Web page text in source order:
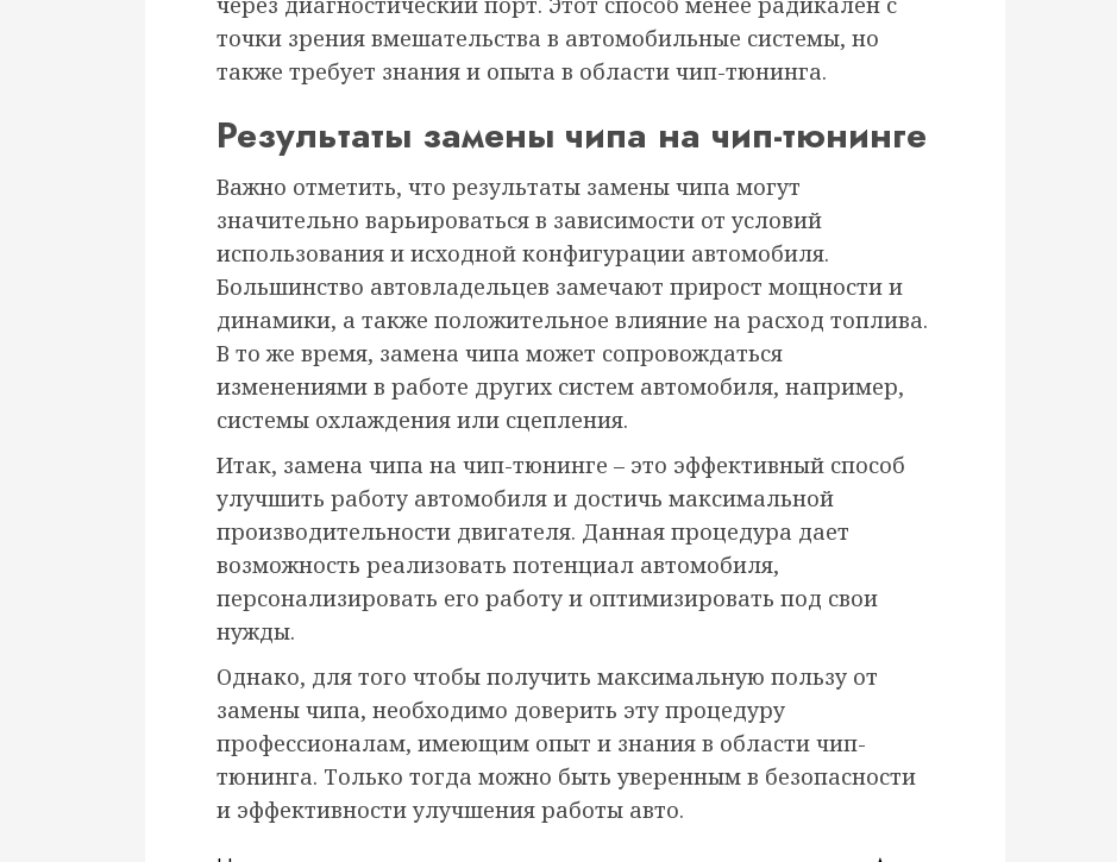
точки зрения вмешательства в автомобильные системы, но
также требует знания и опыта в области чип-тюнинга.
Результаты замены чипа на чип-тюнинге
Важно отметить, что результаты замены чипа могут
значительно варьироваться в зависимости от условий
использования и исходной конфигурации автомобиля.
Большинство автовладельцев замечают прирост мощности и
динамики, а также положительное влияние на расход топлива.
В то же время, замена чипа может сопровождаться
изменениями в работе других систем автомобиля, например,
системы охлаждения или сцепления.
Итак, замена чипа на чип-тюнинге – это эффективный способ
улучшить работу автомобиля и достичь максимальной
производительности двигателя. Данная процедура дает
возможность реализовать потенциал автомобиля,
персонализировать его работу и оптимизировать под свои
нужды.
Однако, для того чтобы получить максимальную пользу от
замены чипа, необходимо доверить эту процедуру
профессионалам, имеющим опыт и знания в области чип-
тюнинга. Только тогда можно быть уверенным в безопасности
и эффективности улучшения работы авто.